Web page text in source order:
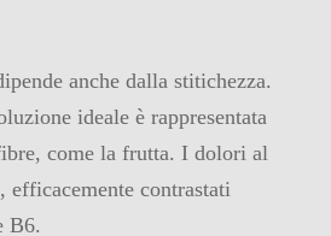
anche dalla stitichezza.
ideale è rappresentata
come la frutta. I dolori al
efficacemente contrastati
B6.